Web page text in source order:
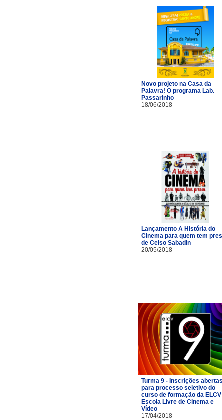
Novo projeto na Casa da
Palavra! O programa Lab.
Passarinho
18/06/2018
Lançamento A História do
Cinema para quem tem
de Celso Sabadin
20/05/2018
Turma 9 - Inscrições abertas
para processo seletivo do
curso de formação da
Escola Livre de Cinema e
Vídeo
17/04/2018